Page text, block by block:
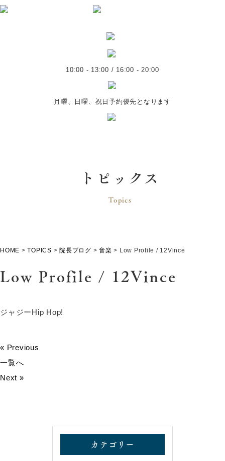
10:00 - 13:00 / 16:00 - 20:00
月曜、日曜、祝日予約優先となります
トピックス
Topics
HOME >TOPICS > 院長ブログ > 音楽 > Low Profile / 12Vince
Low Profile / 12Vince
ジャジーHip Hop!
« Previous
一覧へ
Next »
カテゴリー